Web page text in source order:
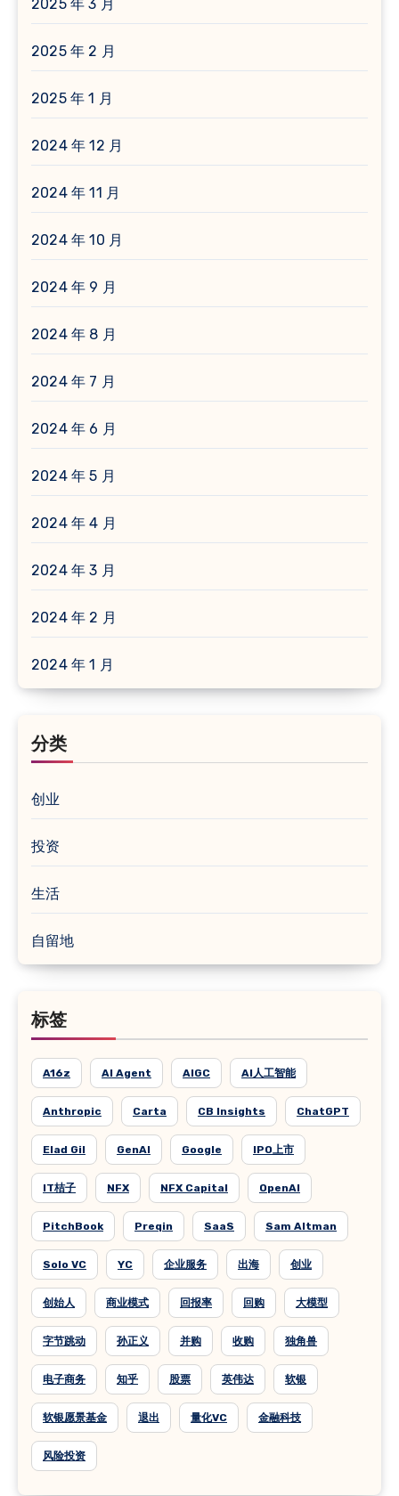
2025 年 3 月
2025 年 2 月
2025 年 1 月
2024 年 12 月
2024 年 11 月
2024 年 10 月
2024 年 9 月
2024 年 8 月
2024 年 7 月
2024 年 6 月
2024 年 5 月
2024 年 4 月
2024 年 3 月
2024 年 2 月
2024 年 1 月
分类
创业
投资
生活
自留地
标签
A16z AI Agent AIGC AI人工智能
Anthropic Carta CB Insights ChatGPT
Elad Gil GenAI Google IPO上市
IT桔子 NFX NFX Capital OpenAI
PitchBook Preqin SaaS Sam Altman
Solo VC YC 企业服务 出海 创业
创始人 商业模式 回报率 回购 大模型
字节跳动 孙正义 并购 收购 独角兽
电子商务 知乎 股票 英伟达 软银
软银愿景基金 退出 量化VC 金融科技
风险投资